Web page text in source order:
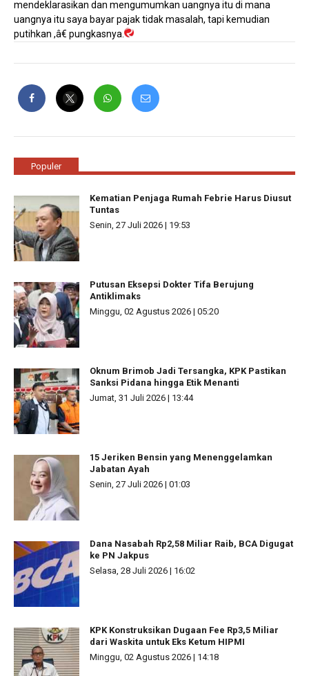
mendeklarasikan dan mengumumkan uangnya itu di mana
uangnya itu saya bayar pajak tidak masalah, tapi kemudian
putihkan ,â€ pungkasnya.
Populer
Kematian Penjaga Rumah Febrie Harus Diusut
Tuntas
Senin, 27 Juli 2026 | 19:53
Putusan Eksepsi Dokter Tifa Berujung
Antiklimaks
Minggu, 02 Agustus 2026 | 05:20
Oknum Brimob Jadi Tersangka, KPK Pastikan
Sanksi Pidana hingga Etik Menanti
Jumat, 31 Juli 2026 | 13:44
15 Jeriken Bensin yang Menenggelamkan
Jabatan Ayah
Senin, 27 Juli 2026 | 01:03
Dana Nasabah Rp2,58 Miliar Raib, BCA Digugat
ke PN Jakpus
Selasa, 28 Juli 2026 | 16:02
KPK Konstruksikan Dugaan Fee Rp3,5 Miliar
dari Waskita untuk Eks Ketum HIPMI
Minggu, 02 Agustus 2026 | 14:18